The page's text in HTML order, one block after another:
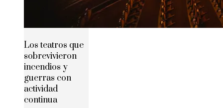
Los teatros que
sobrevivieron
incendios y
guerras con
actividad
continua